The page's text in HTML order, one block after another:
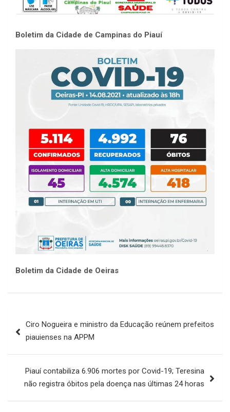
Boletim da Cidade de Campinas do Piauí
Boletim da Cidade de Oeiras
de
Ciro Nogueira e ministro da Educação reúnem prefeitos
piauienses na APPM
Piauí contabiliza 6.906 mortes por Covid-19; Teresina
não registra óbitos pela doença nas últimas 24 horas